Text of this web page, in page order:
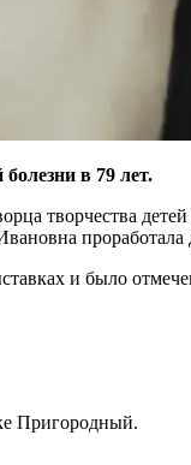
в 79 лет.
творчества
проработала
и было
Пригородный.